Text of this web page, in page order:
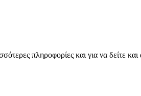
πληροφορίες και για να δείτε